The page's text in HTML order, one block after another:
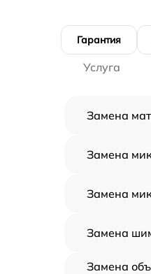
Гарантия
Услуга
Замена
Замена
Замена
Замена
Замена